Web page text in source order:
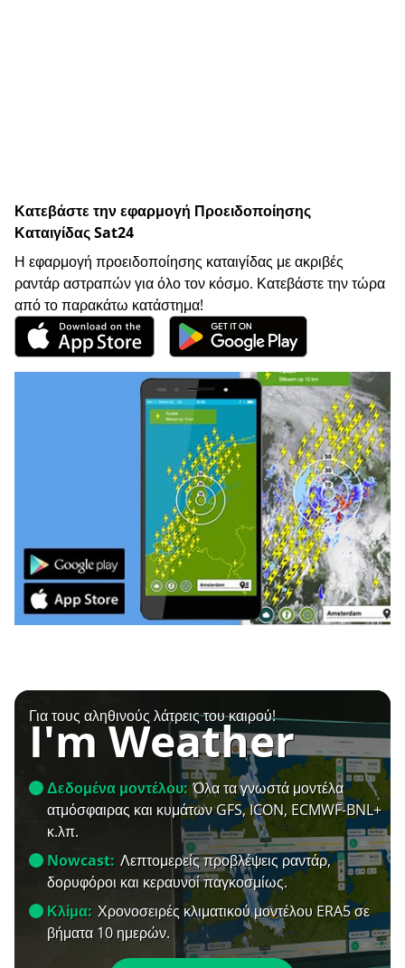
Κατεβάστε την εφαρμογή Προειδοποίησης
Καταιγίδας Sat24
Η εφαρμογή προειδοποίησης καταιγίδας με ακριβές
ραντάρ αστραπών για όλο τον κόσμο. Κατεβάστε την τώρα
από το παρακάτω κατάστημα!
Για τους αληθινούς λάτρεις του καιρού!
I'm Weather
Δεδομένα μοντέλου: Όλα τα γνωστά μοντέλα
ατμόσφαιρας και κυμάτων GFS, ICON, ECMWF-BNL+
κ.λπ.
Nowcast: Λεπτομερείς προβλέψεις ραντάρ,
δορυφόροι και κεραυνοί παγκοσμίως.
Κλίμα: Χρονοσειρές κλιματικού μοντέλου ERA5 σε
βήματα 10 ημερών.